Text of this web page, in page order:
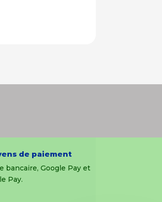
de paiement
bancaire, Google Pay et
Pay.